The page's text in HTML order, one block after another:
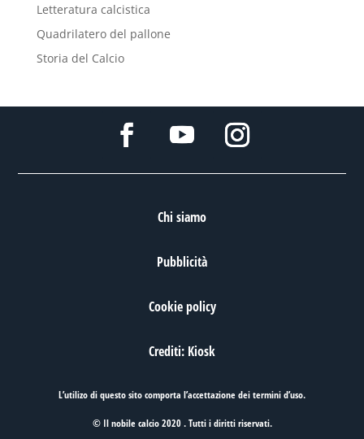
Letteratura calcistica
Quadrilatero del pallone
Storia del Calcio
Chi siamo
Pubblicità
Cookie policy
Crediti: Kiosk
L’utilizo di questo sito comporta l’accettazione deitermini d’uso.
© Il nobile calcio 2020 . Tutti i diritti riservati.